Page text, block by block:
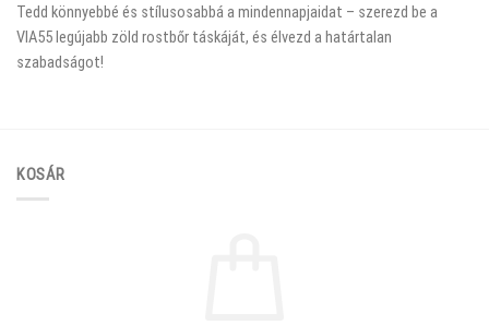
Tedd könnyebbé és stílusosabbá a mindennapjaidat – szerezd be a
VIA55 legújabb zöld rostbőr táskáját, és élvezd a határtalan
szabadságot!
KOSÁR